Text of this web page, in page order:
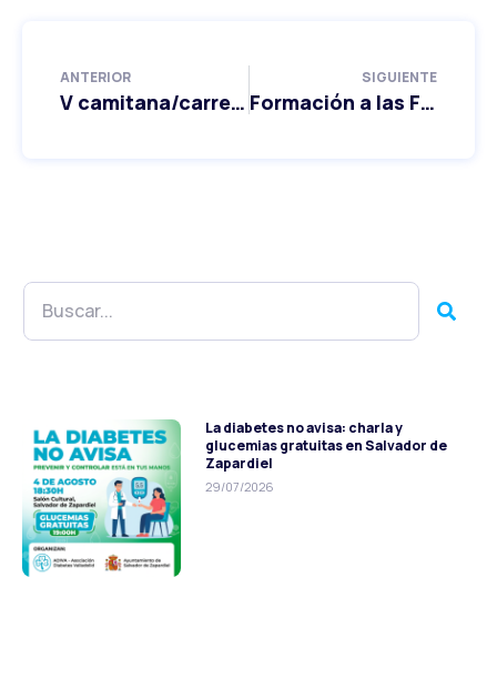
ANTERIOR
V camitana/carrera por la diabetes
SIGUIENTE
Formación a las Fuerzas de Seguridad
La diabetes no avisa: charla y
glucemias gratuitas en Salvador de
Zapardiel
29/07/2026